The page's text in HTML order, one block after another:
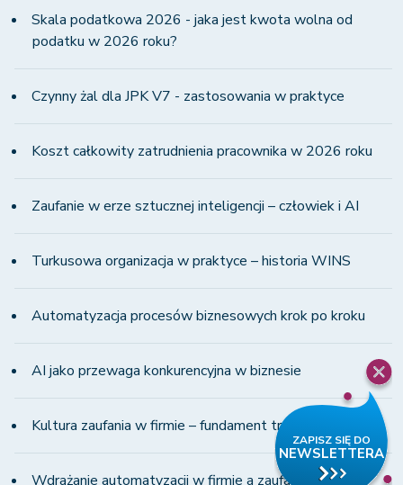
Skala podatkowa 2026 - jaka jest kwota wolna od
podatku w 2026 roku?
Czynny żal dla JPK V7 - zastosowania w praktyce
Koszt całkowity zatrudnienia pracownika w 2026 roku
Zaufanie w erze sztucznej inteligencji – człowiek i AI
Turkusowa organizacja w praktyce – historia WINS
Automatyzacja procesów biznesowych krok po kroku
AI jako przewaga konkurencyjna w biznesie
Kultura zaufania w firmie – fundament transformacji
Wdrażanie automatyzacji w firmie a zaufanie zespołu